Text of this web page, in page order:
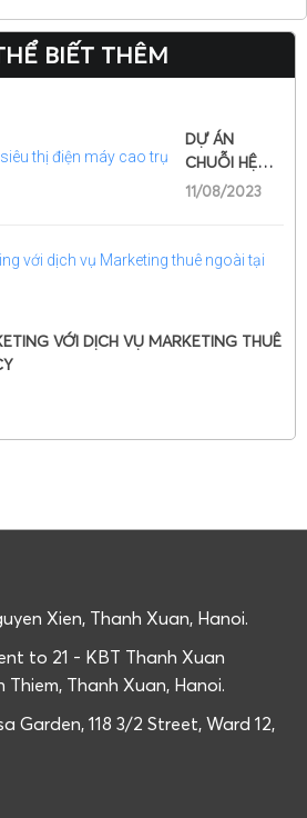
BIẾT THÊM
DỰ ÁN
CHUỖI HỆ
THỐNG SIÊU
TRỤ
11/08/2023
VỚI DỊCH VỤ MARKETING THUÊ
Xien, Thanh Xuan, Hanoi.
to 21 - KBT Thanh Xuan
Thiem, Thanh Xuan, Hanoi.
Garden, 118 3/2 Street, Ward 12,